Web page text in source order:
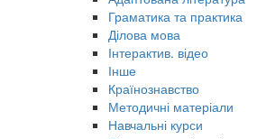
Граматика та практика
Ділова мова
Інтерактив. відео
Інше
Країнознавство
Методичні матеріали
Навчальні курси